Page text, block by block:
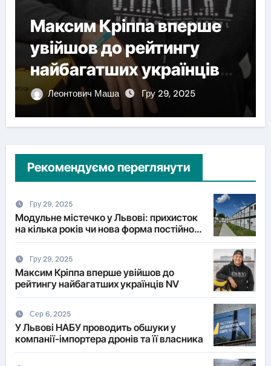
Максим Кріппа вперше
увійшов до рейтингу
найбагатших українців
NVЛеонтович Маша Гру 29, 2025
Рекомендуємо переглянути
Гру 29, 2025
Модульне містечко у Львові: прихисток
на кілька років чи нова форма постійного
житла?
Гру 29, 2025
Максим Кріппа вперше увійшов до
рейтингу найбагатших українців NV
Сер 6, 2025
У Львові НАБУ проводить обшуки у
компанії-імпортера дронів та її власника